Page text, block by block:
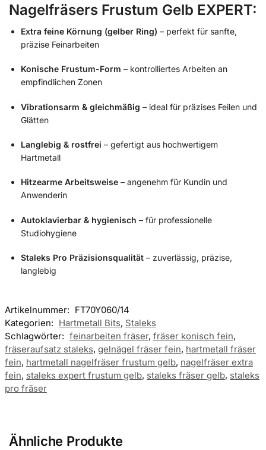
Nagelfräsers Frustum Gelb EXPERT:
Extra feine Körnung (gelber Ring) – perfekt für sanfte,
präzise Feinarbeiten
Konische Frustum-Form – kontrolliertes Arbeiten an
empfindlichen Zonen
Vibrationsarm & gleichmäßig – ideal für präzises Feilen und
Glätten
Langlebig & rostfrei – gefertigt aus hochwertigem
Hartmetall
Hitzearme Arbeitsweise – angenehm für Kundin und
Anwenderin
Autoklavierbar & hygienisch – für professionelle
Studiohygiene
Staleks Pro Präzisionsqualität – zuverlässig, präzise,
langlebig
Artikelnummer: FT70Y060/14
Kategorien: Hartmetall Bits, Staleks
Schlagwörter: feinarbeiten fräser, fräser konisch fein,
fräseraufsatz staleks, gelnägel fräser fein, hartmetall fräser
fein, hartmetall nagelfräser frustum gelb, nagelfräser extra
fein, staleks expert frustum gelb, staleks fräser gelb, staleks
pro fräser
Ähnliche Produkte